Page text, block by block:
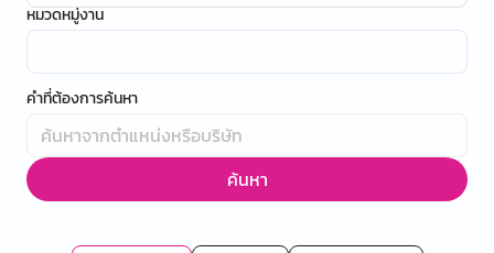
หมวดหมู่งาน
คำที่ต้องการค้นหา
ค้นหา